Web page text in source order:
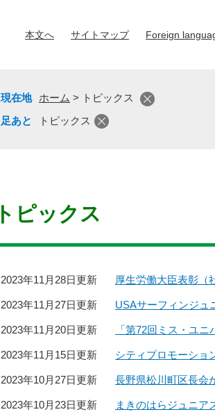
本文へ サイトマップ Foreign
現在地 ホーム > トピックス
トピックス
トピックス
2023年11月28日更新 厚生労働大臣表彰（
2023年11月27日更新 USAサーフィンジュ
2023年11月20日更新 「第72回ミス・ユ
2023年11月15日更新 シティプロモーショ
2023年10月27日更新 長野県松川町区長会
2023年10月23日更新 まきのはらジュニア